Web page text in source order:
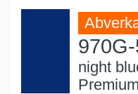
night